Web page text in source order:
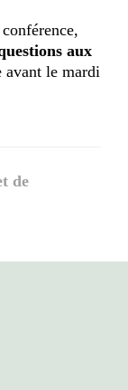
aux
avant le mardi
de